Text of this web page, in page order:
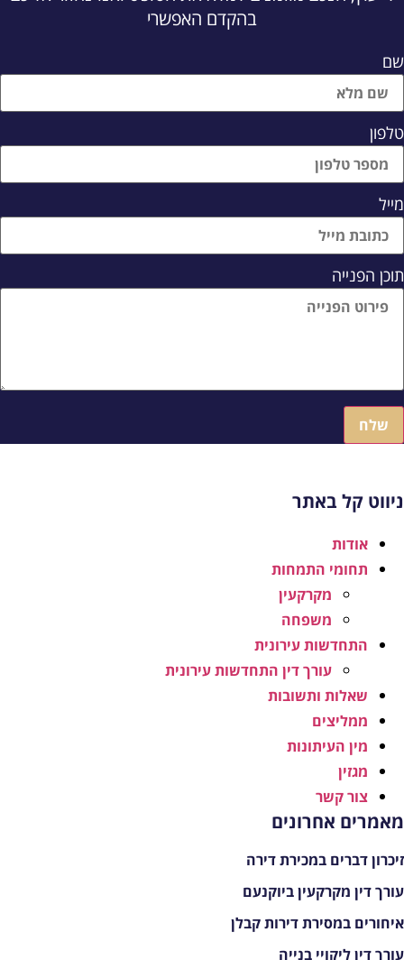
בהקדם האפשרי
הפנייה
שלח
קל באתר
אודות
תחומי התמחות
מקרקעין
משפחה
התחדשות עירונית
עורך דין התחדשות עירונית
שאלות ותשובות
ממליצים
מין העיתונות
מגזין
צור קשר
אחרונים
דברים במכירת דירה
דין מקרקעין ביוקנעם
במסירת דירות קבלן
דין ליקויי בנייה